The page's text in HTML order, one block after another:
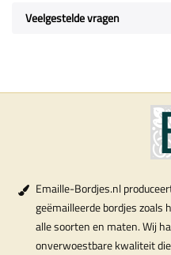
Veelgestelde vragen
Emaille-Bordjes.nl
geëmailleerde bordjes zoals
alle soorten en maten. Wij
onverwoestbare kwaliteit